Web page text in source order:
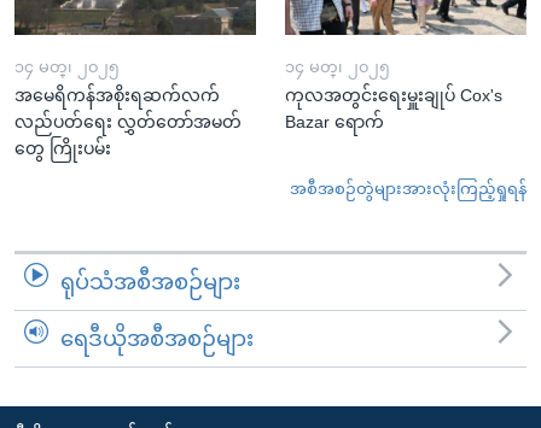
၁၄ မတ္၊ ၂၀၂၅
အမေရိကန်အစိုးရဆက်လက်
လည်ပတ်ရေး လွှတ်တော်အမတ်
တွေ ကြိုးပမ်း
၁၄ မတ္၊ ၂၀၂၅
ကုလအတွင်းရေးမှူးချုပ် Cox's
Bazar ရောက်
အစီအစဉ်တွဲများအားလုံးကြည့်ရှုရန်
ရုပ်သံအစီအစဉ်များ
ရေဒီယိုအစီအစဉ်များ